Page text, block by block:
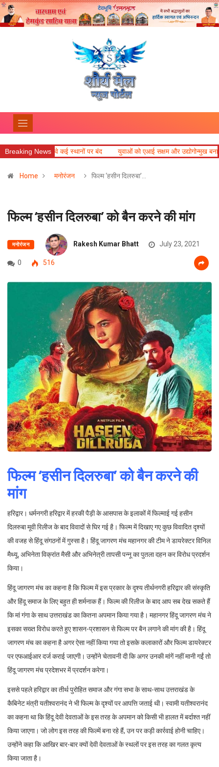
Breaking News
हाईवे कई स्थानों पर बंद युवाओं को एआई सक्षम और उद्योगोन्मुख बनाएं
Home मनोरंजन फिल्म ‘हसीन दिलरुबा’…
फिल्म ‘हसीन दिलरुबा’ को बैन करने की मांग
मनोरंजन Rakesh Kumar Bhatt July 23, 2021
0 516
फिल्म ‘हसीन दिलरुबा’ को बैन करने की
मांग
हरिद्वार। धर्मनगरी हरिद्वार में हरकी पैड़ी के आसपास के इलाकों में फिल्माई गई हसीन
दिलरुबा मूवी रिलीज के बाद विवादों से घिर गई है। फिल्म में दिखाए गए कुछ विवादित दृश्यों
की वजह से हिंदू संगठनों में गुस्सा है। हिंदू जागरण मंच महानगर की टीम ने डायरेक्‍टर विनि‍ल
मैथ्यू, अभिनेता विक्रांत मैसी और अभिनेत्री तापसी पन्नू का पुतला दहन कर विरोध प्रदर्शन
किया।
हिंदू जागरण मंच का कहना है कि फिल्म में इस प्रकार के दृश्य तीर्थनगरी हरिद्वार की संस्कृति
और हिंदू समाज के लिए बहुत ही शर्मनाक हैं। फिल्म की रिलीज के बाद आप सब देख सकते हैं
कि मां गंगा के साथ उत्तराखंड का कितना अपमान किया गया है। महानगर हिंदू जागरण मंच ने
इसका सख्त विरोध करते हुए शासन-प्रशासन से फिल्म पर बैन लगाने की मांग की है। हिंदू
जागरण मंच का कहना है अगर ऐसा नहीं किया गया तो इसके कलाकारों और फिल्म डायरेक्टर
पर एफआईआर दर्ज कराई जाएगी। उन्होंने चेतावनी दी कि अगर उनकी मांगें नहीं मानी गईं तो
हिंदू जागरण मंच प्रदेशभर में प्रदर्शन करेगा।
इससे पहले हरिद्वार का तीर्थ पुरोहित समाज और गंगा सभा के साथ-साथ उत्तराखंड के
कैबिनेट मंत्री यतीश्वरानंद ने भी फिल्म के दृश्यों पर आपत्ति जताई थी। स्वामी यतीश्वरानंद
का कहना था कि हिंदू देवी देवताओं के इस तरह के अपमान को किसी भी हालत में बर्दाश्त नहीं
किया जाएगा। जो लोग इस तरह की फिल्में बना रहे हैं, उन पर कड़ी कार्रवाई होनी चाहिए।
उन्होंने कहा कि आखिर बार-बार क्यों देवी देवताओं के स्थलों पर इस तरह का गलत कृत्य
किया जाता है।